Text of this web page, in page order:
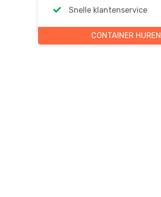
Snelle klantenservice
CONTAINER HUREN